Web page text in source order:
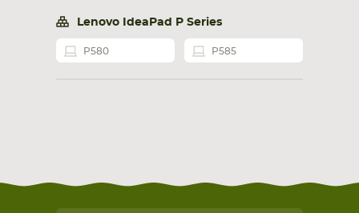
Lenovo IdeaPad P Series
P580 P585